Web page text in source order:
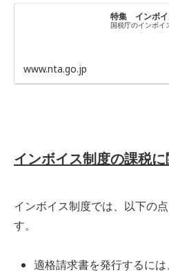
特集 インボイ
国税庁のインボイ
www.nta.go.jp
インボイス制度の課税
インボイス制度では、以下の
す。
適格請求書を発行するに